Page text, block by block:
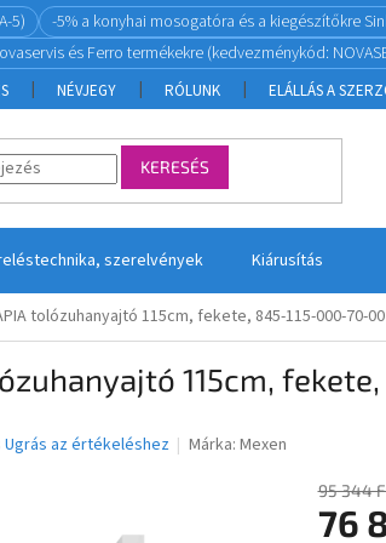
5)
-5% a konyhai mosogatóra és a kiegészítőkre
és Ferro termékekre (kedvezménykód:
NÉVJEGY RÓLUNK ELÁLLÁS A
KERESÉS
szerelvények Kiárusítás
tolózuhanyajtó 115cm, fekete, 845-115-000-70-00
115cm,
Ugrás az értékeléshez Márka:Mexen
95 344
76